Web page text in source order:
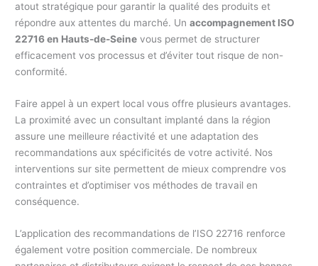
atout stratégique pour garantir la qualité des produits et
répondre aux attentes du marché. Unaccompagnement ISO
22716 en Hauts-de-Seine vous permet de structurer
efficacement vos processus et d’éviter tout risque de non-
conformité.
Faire appel à un expert local vous offre plusieurs avantages.
La proximité avec un consultant implanté dans la région
assure une meilleure réactivité et une adaptation des
recommandations aux spécificités de votre activité. Nos
interventions sur site permettent de mieux comprendre vos
contraintes et d’optimiser vos méthodes de travail en
conséquence.
L’application des recommandations de l’ISO 22716 renforce
également votre position commerciale. De nombreux